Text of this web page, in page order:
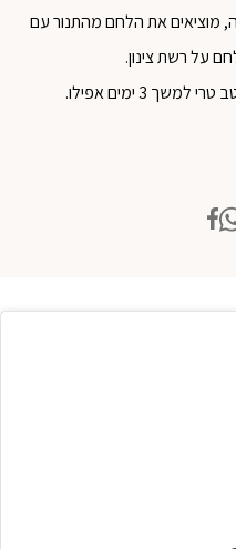
ללא מכסה, מוציאים את הלחם מהתנור עם
על רשת צינון.
3 ימים אפילו.